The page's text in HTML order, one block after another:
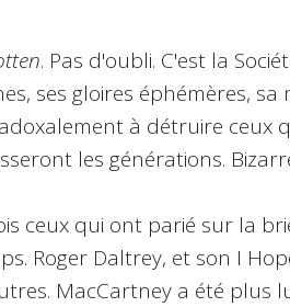
. Pas d'oubli. C'est la
ses gloires éphémères, sa
à détruire ceux
les générations.
ceux qui ont parié sur la
Roger Daltrey, et son I
MacCartney a été plus